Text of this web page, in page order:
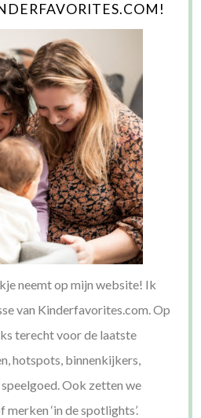
neemt op mijn website! Ik
van Kinderfavorites.com. Op
terecht voor de laatste
hotspots, binnenkijkers,
Ook zetten we
‘in de spotlights’.